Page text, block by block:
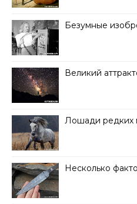
Безумные
Великий
Лошади редких
Несколько